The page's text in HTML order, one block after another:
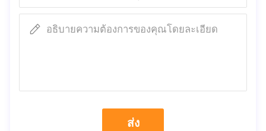
การรับรอง
CE
บรรจุภัณฑ์
50 ชิ้นในกล่อง 20 กล่องใ
Q1: ฉันจะได้รับตัวอย่างของผลิตภัณฑ์ใด ๆ เพื่อยืนยัน
A1: Yes, samples will be offered and the charge will be
อธิบายความต้องการของคุณโดยละเอียด
ส่ง